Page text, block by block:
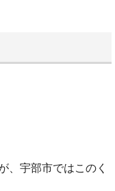
、宇部市ではこのく